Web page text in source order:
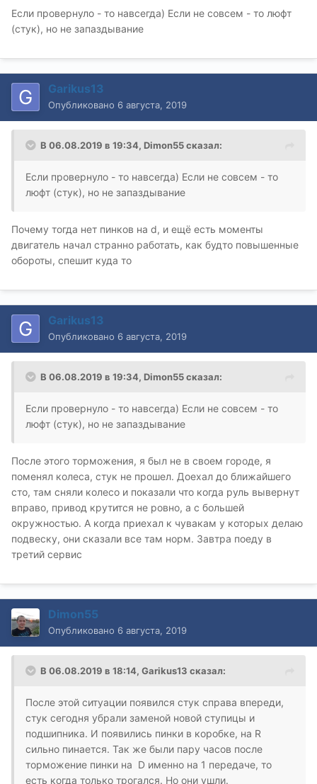
Если провернуло - то навсегда) Если не совсем - то люфт
(стук), но не запаздывание
Garikus13
Опубликовано 6 августа, 2019
В 06.08.2019 в 19:34, Dimon55сказал:
Если провернуло - то навсегда) Если не совсем - то
люфт (стук), но не запаздывание
Почему тогда нет пинков на d, и ещё есть моменты
двигатель начал странно работать, как будто повышенные
обороты, спешит куда то
Garikus13
Опубликовано 6 августа, 2019
В 06.08.2019 в 19:34, Dimon55сказал:
Если провернуло - то навсегда) Если не совсем - то
люфт (стук), но не запаздывание
После этого торможения, я был не в своем городе, я
поменял колеса, стук не прошел. Доехал до ближайшего
сто, там сняли колесо и показали что когда руль вывернут
вправо, привод крутится не ровно, а с большей
окружностью. А когда приехал к чувакам у которых делаю
подвеску, они сказали все там норм. Завтра поеду в
третий сервис
Dimon55
Опубликовано 6 августа, 2019
В 06.08.2019 в 18:14, Garikus13 сказал:
После этой ситуации появился стук справа впереди,
стук сегодня убрали заменой новой ступицы и
подшипника. И появились пинки в коробке, на R
сильно пинается. Так же были пару часов после
торможение пинки на D именно на 1 передаче, то
есть когда только трогался. Но они ушли.